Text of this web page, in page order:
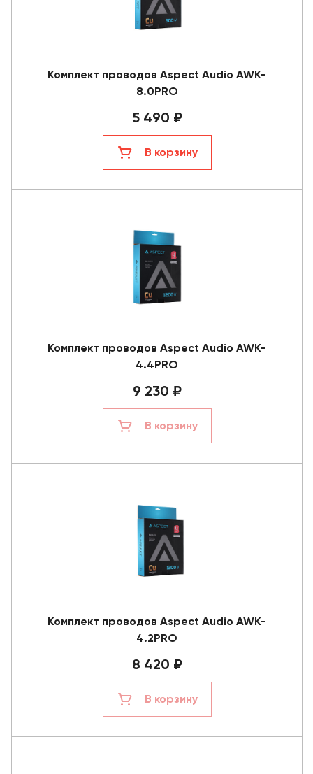
Комплект проводов Aspect Audio AWK-
8.0PRO
5 490 ₽
В корзину
Комплект проводов Aspect Audio AWK-
4.4PRO
9 230 ₽
В корзину
Комплект проводов Aspect Audio AWK-
4.2PRO
8 420 ₽
В корзину